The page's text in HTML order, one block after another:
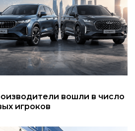
вошли в число
игроков